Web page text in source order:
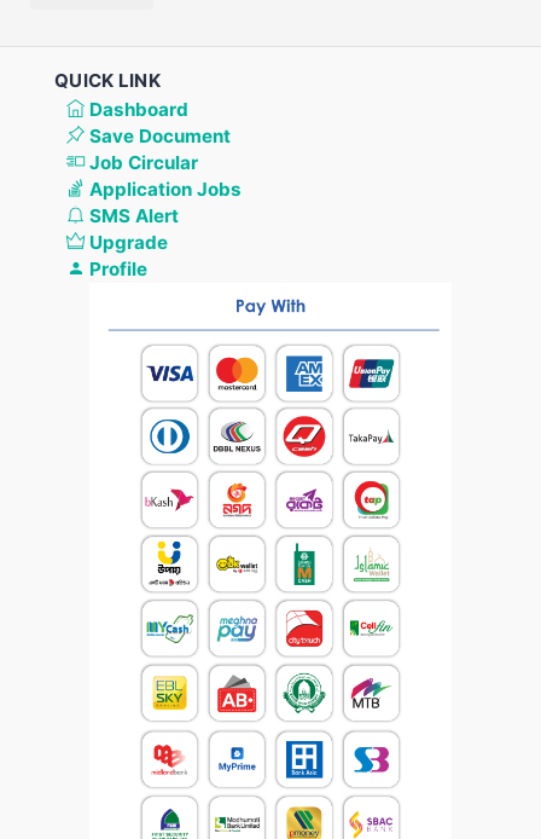
QUICK LINK
Dashboard
Save Document
Job Circular
Application Jobs
SMS Alert
Upgrade
Profile